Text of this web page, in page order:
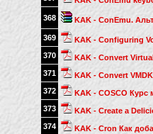
368 KAK - ConEmu.
369
KAK - Configuring
370
KAK - Convert
371
KAK - Convert
372
KAK - COSCO
373
KAK - Create a
374
KAK - Cron Как